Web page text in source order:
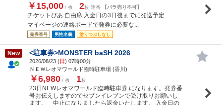
￥15,000 / 枚 2枚 連番 【バラ売り不可】
チケットぴあ 自由席 入金日の3日後までに発送予定
マイページの連絡ボードで発券に必要な...
発券番号 男性名義 塗りつぶしなし
New <駐車券>MONSTER baSH 2026
2026/08/23 (日) 07時00分
ＮＥＷレオマワールド臨時駐車場 (香川)
￥6,980 / 枚 1枚
23日NEWレオマワールド臨時駐車券 になります。発券番
号お伝えしますのでセブンイレブンで受け取りお願いし
ます。 中止になりましたら返金いたします。 入金日の